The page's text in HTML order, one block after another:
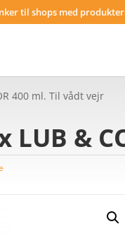
til shops med
400 ml. Til vådt vejr
&